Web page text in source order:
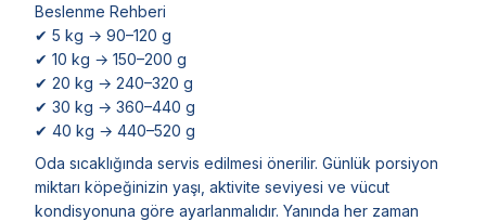
Beslenme Rehberi
✔ 5 kg → 90–120 g
✔ 10 kg → 150–200 g
✔ 20 kg → 240–320 g
✔ 30 kg → 360–440 g
✔ 40 kg → 440–520 g
Oda sıcaklığında servis edilmesi önerilir. Günlük porsiyon
miktarı köpeğinizin yaşı, aktivite seviyesi ve vücut
kondisyonuna göre ayarlanmalıdır. Yanında her zaman